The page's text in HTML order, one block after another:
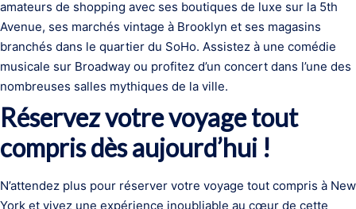
amateurs de shopping avec ses boutiques de luxe sur la 5th
Avenue, ses marchés vintage à Brooklyn et ses magasins
branchés dans le quartier du SoHo. Assistez à une comédie
musicale sur Broadway ou profitez d’un concert dans l’une des
nombreuses salles mythiques de la ville.
Réservez votre voyage tout
compris dès aujourd’hui !
N’attendez plus pour réserver votre voyage tout compris à New
York et vivez une expérience inoubliable au cœur de cette